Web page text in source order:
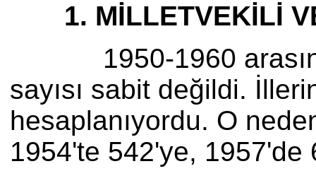
1. MİLLETVEKİLİ
1950-1960 arasında
sayısı sabit değildi.
hesaplanıyordu. O
1954'te 542'ye, 1957'de